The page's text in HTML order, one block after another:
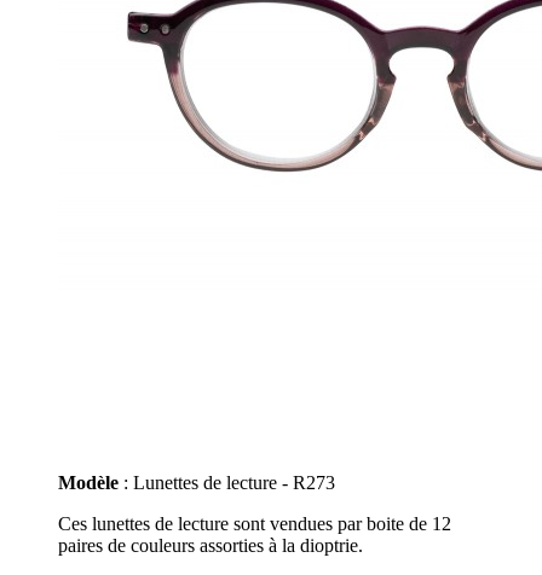
Modèle : Lunettes de lecture - R273
Ces lunettes de lecture sont vendues par boite de 12
paires de couleurs assorties à la dioptrie.